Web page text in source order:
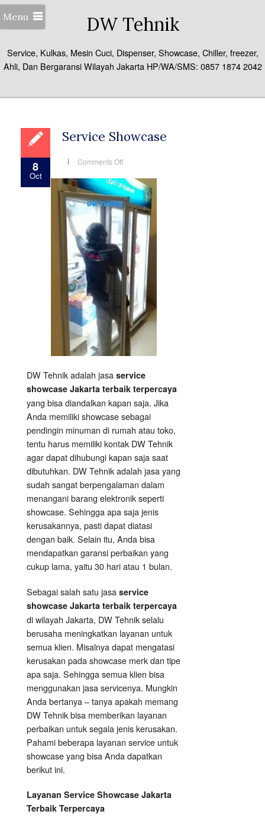
Menu DW Tehnik
Service, Kulkas, Mesin Cuci, Dispenser, Showcase, Chiller, freezer,
Ahli, Dan Bergaransi Wilayah Jakarta HP/WA/SMS: 0857 1874 2042
8
Oct
Service Showcase
Comments Offon
DW Tehnik adalah jasa service
showcase Jakarta terbaik terpercaya
yang bisa diandalkan kapan saja. Jika
Anda memiliki showcase sebagai
pendingin minuman di rumah atau toko,
tentu harus memiliki kontak DW Tehnik
agar dapat dihubungi kapan saja saat
dibutuhkan. DW Tehnik adalah jasa yang
sudah sangat berpengalaman dalam
menangani barang elektronik seperti
showcase. Sehingga apa saja jenis
kerusakannya, pasti dapat diatasi
dengan baik. Selain itu, Anda bisa
mendapatkan garansi perbaikan yang
cukup lama, yaitu 30 hari atau 1 bulan.
Sebagai salah satu jasa service
showcase Jakarta terbaik terpercaya
di wilayah Jakarta, DW Tehnik selalu
berusaha meningkatkan layanan untuk
semua klien. Misalnya dapat mengatasi
kerusakan pada showcase merk dan tipe
apa saja. Sehingga semua klien bisa
menggunakan jasa servicenya. Mungkin
Anda bertanya – tanya apakah memang
DW Tehnik bisa memberikan layanan
perbaikan untuk segala jenis kerusakan.
Pahami beberapa layanan service untuk
showcase yang bisa Anda dapatkan
berikut ini.
Layanan Service Showcase Jakarta
Terbaik Terpercaya